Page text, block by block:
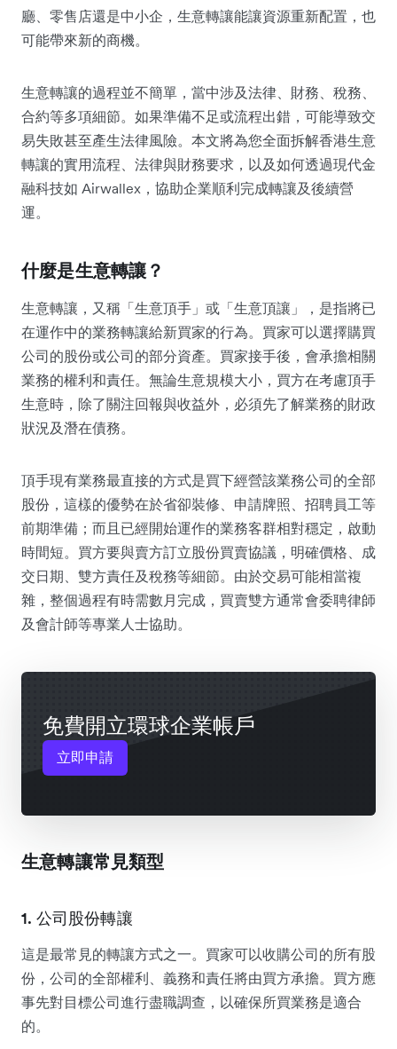
廳、零售店還是中小企，生意轉讓能讓資源重新配置，也
可能帶來新的商機。
生意轉讓的過程並不簡單，當中涉及法律、財務、稅務、
合約等多項細節。如果準備不足或流程出錯，可能導致交
易失敗甚至產生法律風險。本文將為您全面拆解香港生意
轉讓的實用流程、法律與財務要求，以及如何透過現代金
融科技如 Airwallex，協助企業順利完成轉讓及後續營
運。
什麼是生意轉讓？
生意轉讓，又稱「生意頂手」或「生意頂讓」，是指將已
在運作中的業務轉讓給新買家的行為。買家可以選擇購買
公司的股份或公司的部分資產。買家接手後，會承擔相關
業務的權利和責任。無論生意規模大小，買方在考慮頂手
生意時，除了關注回報與收益外，必須先了解業務的財政
狀況及潛在債務。
頂手現有業務最直接的方式是買下經營該業務公司的全部
股份，這樣的優勢在於省卻裝修、申請牌照、招聘員工等
前期準備；而且已經開始運作的業務客群相對穩定，啟動
時間短。買方要與賣方訂立股份買賣協議，明確價格、成
交日期、雙方責任及稅務等細節。由於交易可能相當複
雜，整個過程有時需數月完成，買賣雙方通常會委聘律師
及會計師等專業人士協助。
免費開立環球企業帳戶
立即申請
生意轉讓常見類型
1. 公司股份轉讓
這是最常見的轉讓方式之一。買家可以收購公司的所有股
份，公司的全部權利、義務和責任將由買方承擔。買方應
事先對目標公司進行盡職調查，以確保所買業務是適合
的。